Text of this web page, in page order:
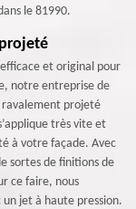
le 81990.
et original pour
notre entreprise de
ravalement projeté
très vite et
à votre façade. Avec
sortes de finitions de
ce faire, nous
jet à haute pression.